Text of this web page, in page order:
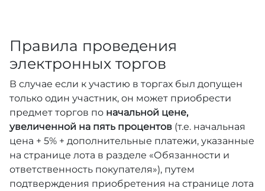
Правила проведения
электронных торгов
В случае если к участию в торгах был допущен
только один участник, он может приобрести
предмет торгов по начальной цене,
увеличенной на пять процентов (т.е. начальная
цена + 5% + дополнительные платежи, указанные
на странице лота в разделе «Обязанности и
ответственность покупателя»), путем
подтверждения приобретения на странице лота